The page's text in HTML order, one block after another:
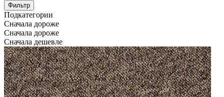
Фильтр
Подкатегории
Сначала дороже
Сначала дороже
Сначала дешевле